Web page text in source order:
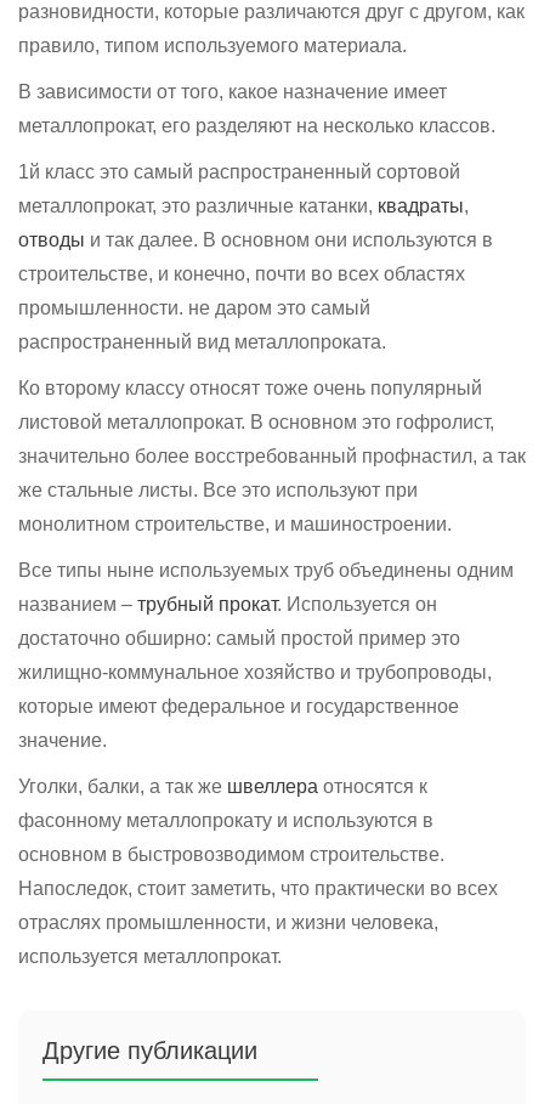
разновидности, которые различаются друг с другом, как
правило, типом используемого материала.
В зависимости от того, какое назначение имеет
металлопрокат, его разделяют на несколько классов.
1й класс это самый распространенный сортовой
металлопрокат, это различные катанки, квадраты,
отводы и так далее. В основном они используются в
строительстве, и конечно, почти во всех областях
промышленности. не даром это самый
распространенный вид металлопроката.
Ко второму классу относят тоже очень популярный
листовой металлопрокат. В основном это гофролист,
значительно более восстребованный профнастил, а так
же стальные листы. Все это используют при
монолитном строительстве, и машиностроении.
Все типы ныне используемых труб объединены одним
названием – трубный прокат. Используется он
достаточно обширно: самый простой пример это
жилищно-коммунальное хозяйство и трубопроводы,
которые имеют федеральное и государственное
значение.
Уголки, балки, а так же швеллера относятся к
фасонному металлопрокату и используются в
основном в быстровозводимом строительстве.
Напоследок, стоит заметить, что практически во всех
отраслях промышленности, и жизни человека,
используется металлопрокат.
Другие публикации